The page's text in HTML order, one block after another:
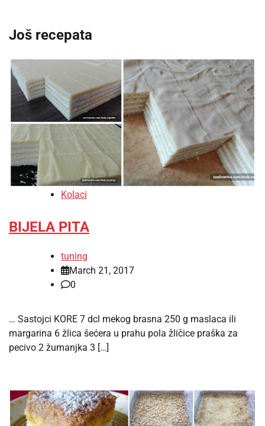
Još recepata
Kolaci
BIJELA PITA
tuning
March 21, 2017
0
… Sastojci KORE 7 dcl mekog brasna 250 g maslaca ili
margarina 6 žlica šećera u prahu pola žličice praška za
pecivo 2 žumanjka 3 […]